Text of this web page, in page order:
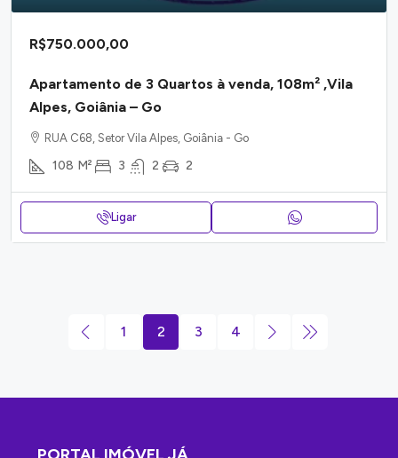
R$750.000,00
Apartamento de 3 Quartos à venda, 108m² ,Vila
Alpes, Goiânia – Go
RUA C68, Setor Vila Alpes, Goiânia - Go
108 M² 3 2 2
Ligar
1 2 3 4